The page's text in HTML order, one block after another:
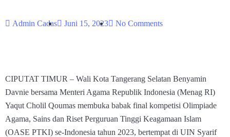
Admin Cadas Juni 15, 2023 No Comments
CIPUTAT TIMUR – Wali Kota Tangerang Selatan Benyamin
Davnie bersama Menteri Agama Republik Indonesia (Menag RI)
Yaqut Cholil Qoumas membuka babak final kompetisi Olimpiade
Agama, Sains dan Riset Perguruan Tinggi Keagamaan Islam
(OASE PTKI) se-Indonesia tahun 2023, bertempat di UIN Syarif